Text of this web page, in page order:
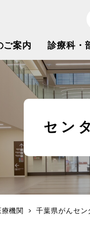
ご案内 診療科・
セン
機関 千葉県がんセン